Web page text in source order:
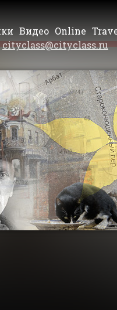
Видео Online
cityclass@cityclass.ru